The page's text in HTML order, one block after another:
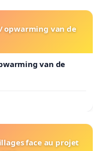
opwarming van de
van de
face au projet